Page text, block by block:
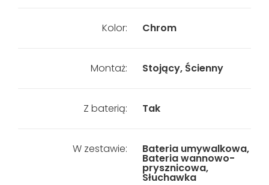
Kolor: Chrom
Montaż: Stojący, Ścienny
Z baterią: Tak
W zestawie: Bateria umywalkowa,
Bateria wannowo-
prysznicowa,
Słuchawka